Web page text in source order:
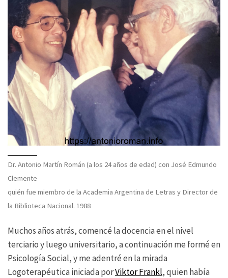
Dr. Antonio Martín Román (a los 24 años de edad) con José Edmundo
Clemente
quién fue miembro de la Academia Argentina de Letras y Director de
la Biblioteca Nacional. 1988
Muchos años atrás, comencé la docencia en el nivel
terciario y luego universitario, a continuación me formé en
Psicología Social, y me adentré en la mirada
Logoterapéutica iniciada porViktor Frankl, quien había